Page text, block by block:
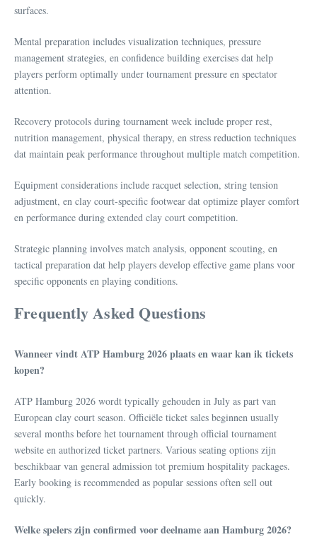
surfaces.
Mental preparation includes visualization techniques, pressure
management strategies, en confidence building exercises dat help
players perform optimally under tournament pressure en spectator
attention.
Recovery protocols during tournament week include proper rest,
nutrition management, physical therapy, en stress reduction techniques
dat maintain peak performance throughout multiple match competition.
Equipment considerations include racquet selection, string tension
adjustment, en clay court-specific footwear dat optimize player comfort
en performance during extended clay court competition.
Strategic planning involves match analysis, opponent scouting, en
tactical preparation dat help players develop effective game plans voor
specific opponents en playing conditions.
Frequently Asked Questions
Wanneer vindt ATP Hamburg 2026 plaats en waar kan ik tickets
kopen?
ATP Hamburg 2026 wordt typically gehouden in July as part van
European clay court season. Officiële ticket sales beginnen usually
several months before het tournament through official tournament
website en authorized ticket partners. Various seating options zijn
beschikbaar van general admission tot premium hospitality packages.
Early booking is recommended as popular sessions often sell out
quickly.
Welke spelers zijn confirmed voor deelname aan Hamburg 2026?